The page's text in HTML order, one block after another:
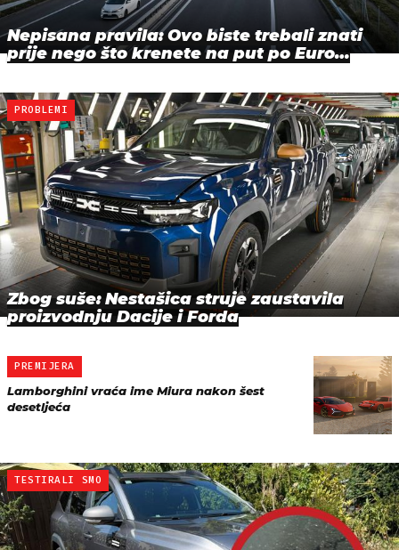
Nepisana pravila: Ovo biste trebali znati
prije nego što krenete na put po Euro…
PROBLEMI
Zbog suše: Nestašica struje zaustavila
proizvodnju Dacije i Forda
PREMIJERA
Lamborghini vraća ime Miura nakon šest
desetljeća
TESTIRALI SMO